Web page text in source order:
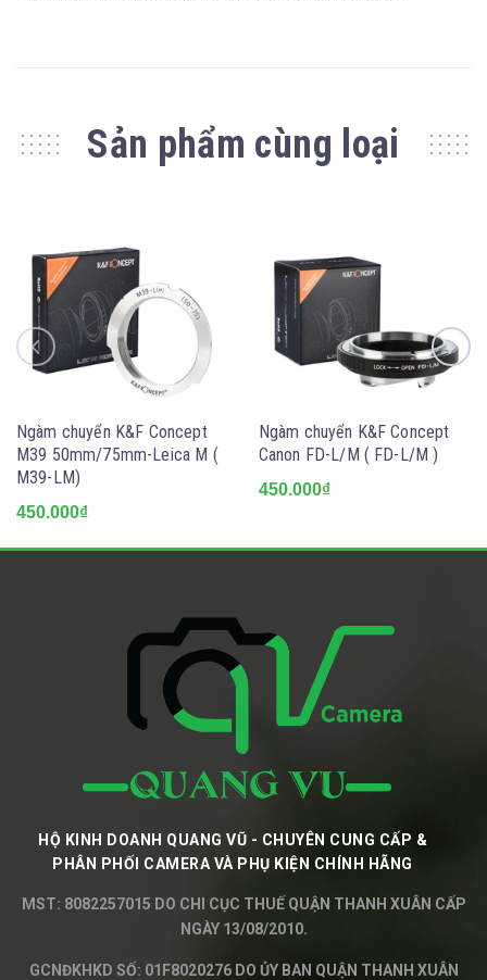
Sản phẩm cùng loại
Ngàm chuyển K&F Concept
M39 50mm/75mm-Leica M (
M39-LM)
450.000₫
Ngàm chuyển K&F Concept
Canon FD-L/M ( FD-L/M )
450.000₫
HỘ KINH DOANH QUANG VŨ - CHUYÊN CUNG CẤP &
PHÂN PHỐI CAMERA VÀ PHỤ KIỆN CHÍNH HÃNG
MST: 8082257015 DO CHI CỤC THUẾ QUẬN THANH XUÂN CẤP
NGÀY 13/08/2010.
GCNĐKHKD SỐ: 01F8020276 DO ỦY BAN QUẬN THANH XUÂN